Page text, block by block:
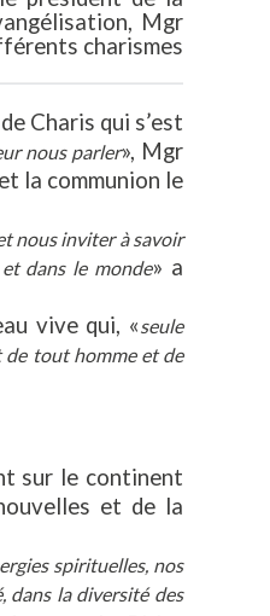
Mgr
charismes
Charis qui s’est
nous parler», Mgr
la communion le
nous inviter à savoir
dans le monde» a
vive qui, «seule
de tout homme et de
sur le continent
et de la
spirituelles, nos
dans la diversité des